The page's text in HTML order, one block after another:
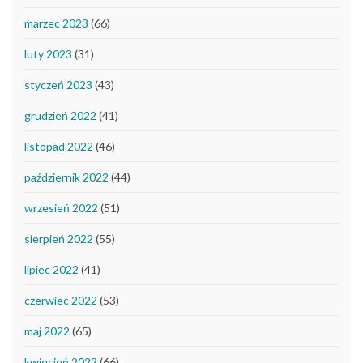
marzec 2023 (66)
luty 2023 (31)
styczeń 2023 (43)
grudzień 2022 (41)
listopad 2022 (46)
październik 2022 (44)
wrzesień 2022 (51)
sierpień 2022 (55)
lipiec 2022 (41)
czerwiec 2022 (53)
maj 2022 (65)